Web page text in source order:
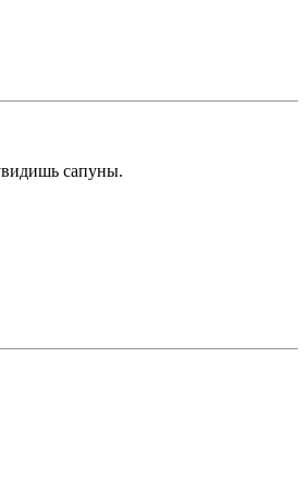
сапуны.